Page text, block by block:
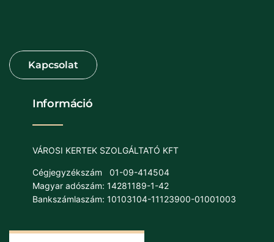
Információ
VÁROSI KERTEK SZOLGÁLTATÓ KFT
Cégjegyzékszám
01-09-414504
Magyar adószám: 14281189-1-42
Bankszámlaszám: 10103104-11123900-01001003